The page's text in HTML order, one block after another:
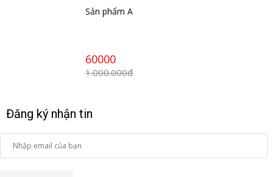
Sản phẩm A
60000
1.000.000đ
Đăng ký nhận tin